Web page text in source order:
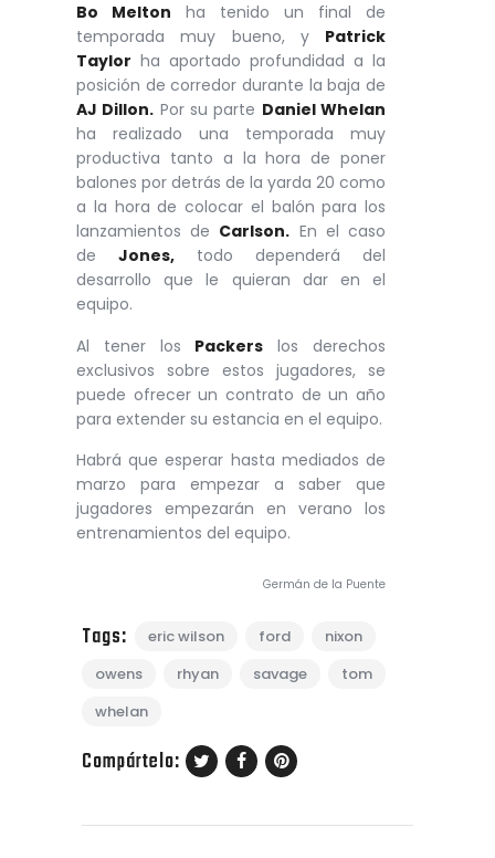
Bo Melton ha tenido un final de
temporada muy bueno, y Patrick
Taylor ha aportado profundidad a la
posición de corredor durante la baja de
AJ Dillon. Por su parte Daniel Whelan
ha realizado una temporada muy
productiva tanto a la hora de poner
balones por detrás de la yarda 20 como
a la hora de colocar el balón para los
lanzamientos de Carlson. En el caso
de Jones, todo dependerá del
desarrollo que le quieran dar en el
equipo.
Al tener los Packers los derechos
exclusivos sobre estos jugadores, se
puede ofrecer un contrato de un año
para extender su estancia en el equipo.
Habrá que esperar hasta mediados de
marzo para empezar a saber que
jugadores empezarán en verano los
entrenamientos del equipo.
Germán de la Puente
Tags: eric wilson ford
nixon
owens
rhyan savage
tom
whelan
Compártelo: